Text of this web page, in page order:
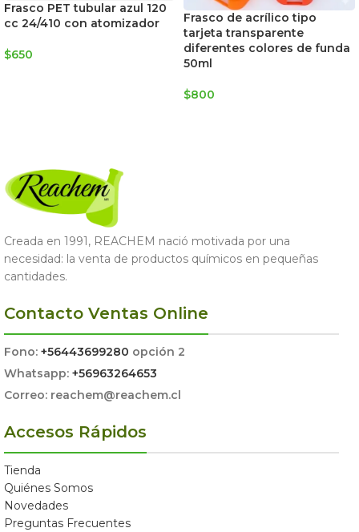
Frasco PET tubular azul 120
cc 24/410 con atomizador
$650
Frasco de acrílico tipo
tarjeta transparente
diferentes colores de funda
50ml
$800
Creada en 1991, REACHEM nació motivada por una
necesidad: la venta de productos químicos en pequeñas
cantidades.
Contacto Ventas Online
Fono: +56443699280 opción 2
Whatsapp: +56963264653
Correo: reachem@reachem.cl
Accesos Rápidos
Tienda
Quiénes Somos
Novedades
Preguntas Frecuentes